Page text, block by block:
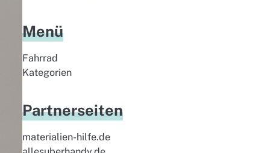
Menü
Fahrrad
Kategorien
Partnerseiten
materialien-hilfe.de